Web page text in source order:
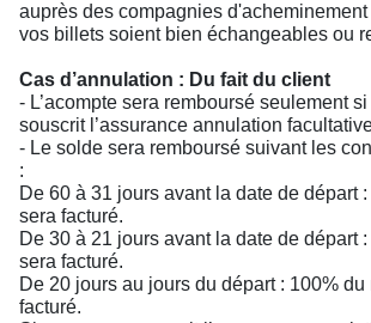
auprès des compagnies
vos billets soient bien échangeables ou
Cas d’annulation : Du fait du client
- L’acompte sera remboursé seulement
souscrit l’assurance annulation
- Le solde sera remboursé suivant les
:
De 60 à 31 jours avant la date de départ
sera facturé.
De 30 à 21 jours avant la date de départ
sera facturé.
De 20 jours au jours du départ : 100% du
facturé.